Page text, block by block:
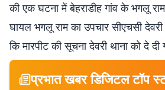
की एक घटना में बेहराडीह गांव के भगलू
घायल भगलू राम का उपचार सीएचसी देवरी
कि मारपीट की सूचना देवरी थाना को दे दी
प्रभात खबर डिजिटल टॉप